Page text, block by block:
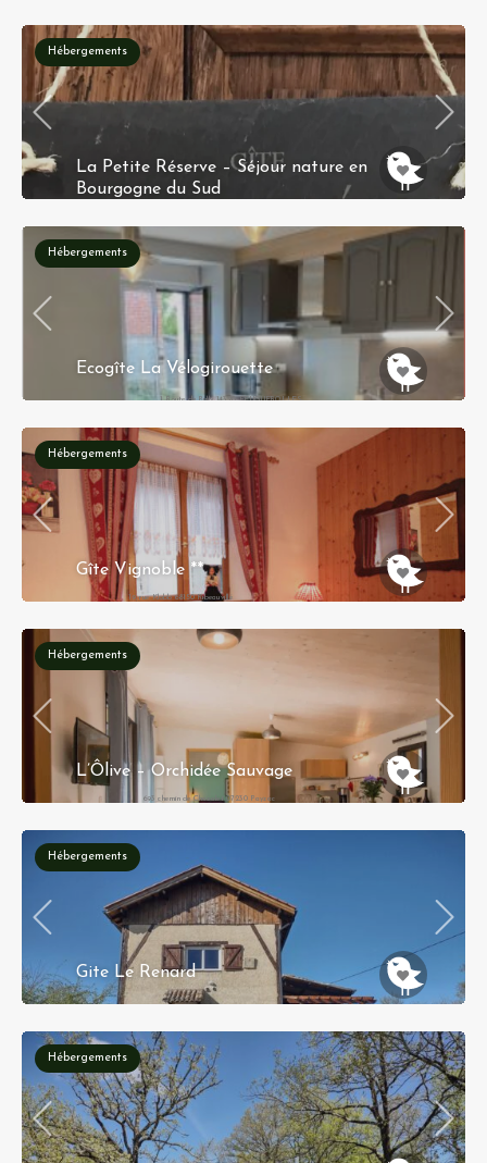
Hébergements
La Petite Réserve – Séjour nature en
Bourgogne du Sud
Hébergements
Ecogîte La Vélogirouette
1 Route de Bully 14320 FEUGUEROLLES-
Hébergements
Gîte Vignoble **
19, rue Klobb 68150 Ribeauvillé
Hébergements
L’Ôlive – Orchidée Sauvage
693 chemin de Chazalet 07230 Payzac
Hébergements
Gite Le Renard
Aquitanië, Metropolitaans Frankrijk, 47150,
Frankrijk
Hébergements